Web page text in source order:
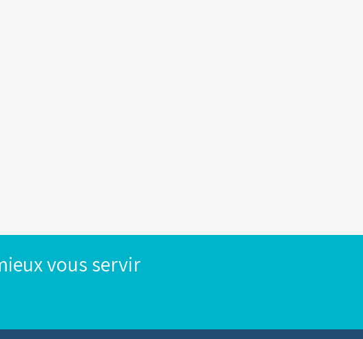
vous servir